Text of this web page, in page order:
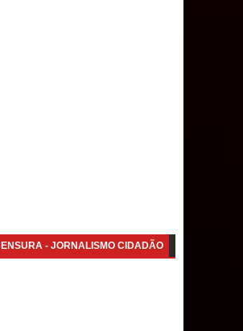
- JORNALISMO CIDADÃO